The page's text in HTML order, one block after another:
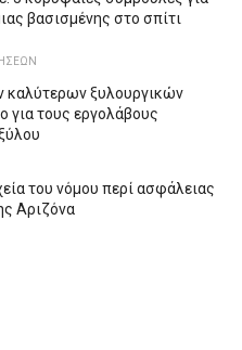
βασισμένης στο σπίτι
καλύτερων ξυλουργικών
για τους εργολάβους
του νόμου περί ασφάλειας
Αριζόνα